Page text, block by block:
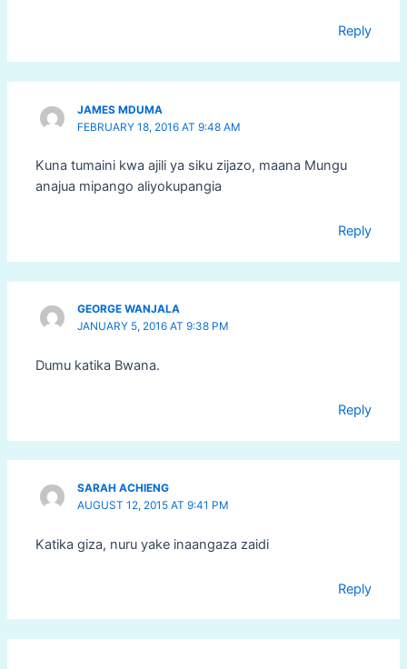
Reply
JAMES MDUMA
FEBRUARY 18, 2016 AT 9:48 AM
Kuna tumaini kwa ajili ya siku zijazo, maana Mungu
anajua mipango aliyokupangia
Reply
GEORGE WANJALA
JANUARY 5, 2016 AT 9:38 PM
Dumu katika Bwana.
Reply
SARAH ACHIENG
AUGUST 12, 2015 AT 9:41 PM
Katika giza, nuru yake inaangaza zaidi
Reply